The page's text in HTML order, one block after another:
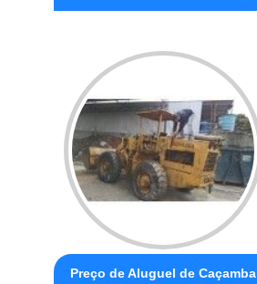
Preço de Aluguel de Caçamba